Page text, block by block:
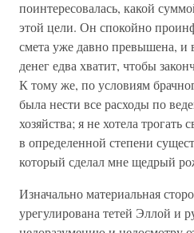
поинтересовалась, какой
этой цели. Он спокойно
смета уже давно превышена, и
денег едва хватит, чтобы
К тому же, по условиям
была нести все расходы по
хозяйства; я не хотела
в определенной степени
который сделал мне щедрый
Изначально материальная
урегулирована тетей Эллой и